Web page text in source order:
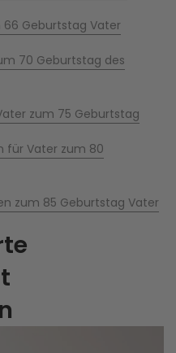
66 Geburtstag Vater
70 Geburtstag des
zum 75 Geburtstag
für Vater zum 80
zum 85 Geburtstag Vater